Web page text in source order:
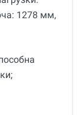
1278 мм,